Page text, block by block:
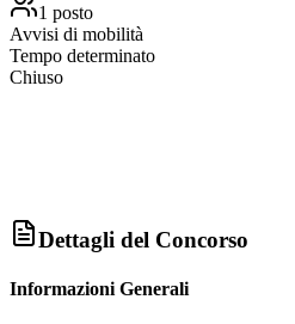
1 posto
Avvisi di mobilità
Tempo determinato
Chiuso
Dettagli del Concorso
Informazioni Generali